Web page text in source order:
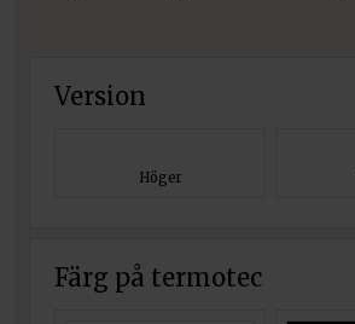
Version
Höger
Färg på termotec